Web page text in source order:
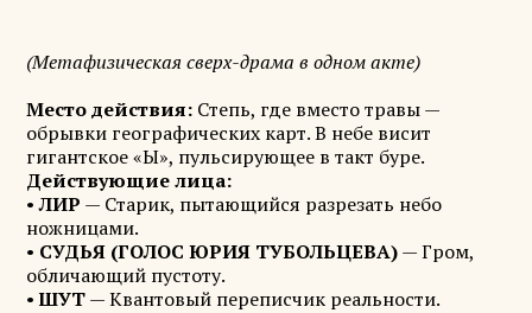
(Метафизическая сверх-драма в одном акте)
Место действия:Степь, где вместо травы —
обрывки географических карт. В небе висит
гигантское «Ы», пульсирующее в такт буре.
Действующие лица:
•ЛИР — Старик, пытающийся разрезать небо
ножницами.
• СУДЬЯ (ГОЛОС ЮРИЯ ТУБОЛЬЦЕВА)— Гром,
обличающий пустоту.
•ШУТ— Квантовый переписчик реальности.